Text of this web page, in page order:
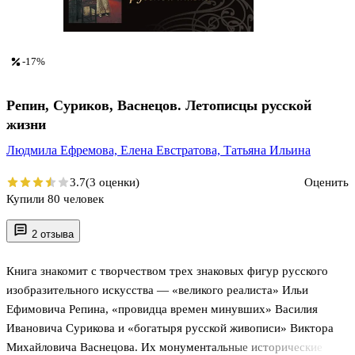
2 отзыва
Книга знакомит с творчеством трех знаковых фигур русского
изобразительного искусства — «великого реалиста» Ильи
Ефимовича Репина, «провидца времен минувших» Василия
Ивановича Сурикова и «богатыря русской живописи» Виктора
Михайловича Васнецова. Их монументальные исторические
-17%
Репин, Суриков, Васнецов. Летописцы русской
жизни
Людмила Ефремова, Елена Евстратова, Татьяна Ильина
3.7(3 оценки)
Оценить
Купили 80 человек